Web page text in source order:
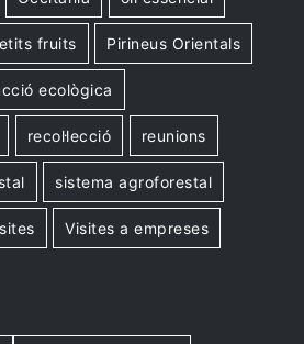
fruits Pirineus Orientals
ecològica
recol·lecció reunions
sistema agroforestal
Visites a empreses